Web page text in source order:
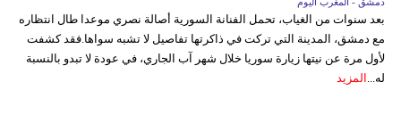
بعد سنوات من الغياب، تحمل الفنانة السورية أصالة نصري موعدا طال انتظاره
مع دمشق، المدينة التي تركت في ذاكرتها تفاصيل لا تشبه سواها.فقد كشفت
لأول مرة عن نيتها زيارة سوريا خلال شهر آب الجاري، في عودة لا تبدو بالنسبة
له... المزيد